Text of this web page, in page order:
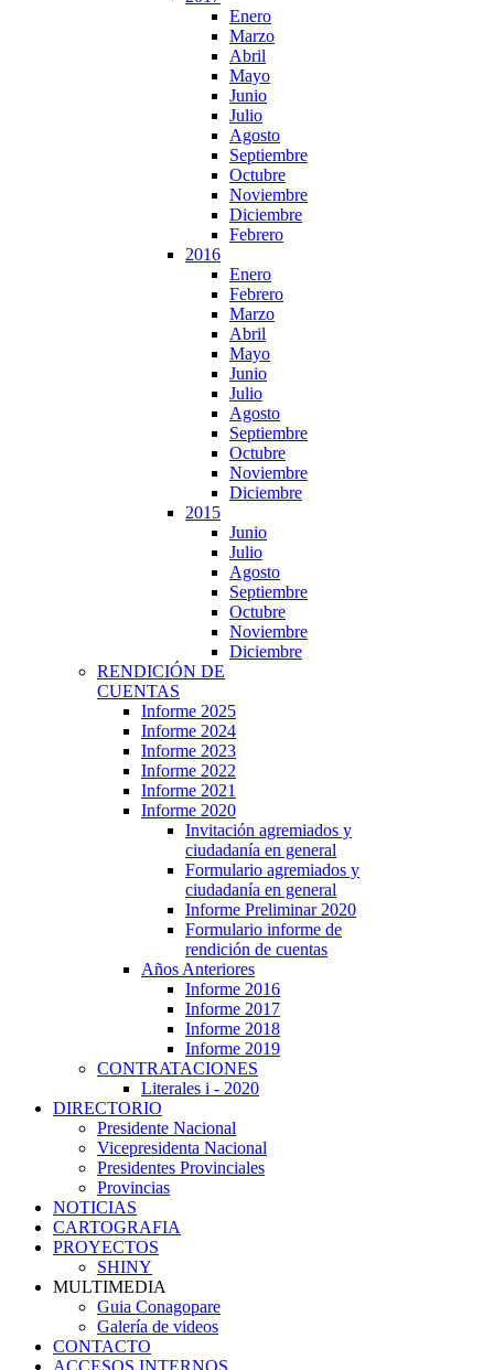
Enero
Marzo
Abril
Mayo
Junio
Julio
Agosto
Septiembre
Octubre
Noviembre
Diciembre
Febrero
2016
Enero
Febrero
Marzo
Abril
Mayo
Junio
Julio
Agosto
Septiembre
Octubre
Noviembre
Diciembre
2015
Junio
Julio
Agosto
Septiembre
Octubre
Noviembre
Diciembre
RENDICIÓN DE
CUENTAS
Informe 2025
Informe 2024
Informe 2023
Informe 2022
Informe 2021
Informe 2020
Invitación agremiados y
ciudadanía en general
Formulario agremiados y
ciudadanía en general
Informe Preliminar 2020
Formulario informe de
rendición de cuentas
Años Anteriores
Informe 2016
Informe 2017
Informe 2018
Informe 2019
CONTRATACIONES
Literales i - 2020
DIRECTORIO
Presidente Nacional
Vicepresidenta Nacional
Presidentes Provinciales
Provincias
NOTICIAS
CARTOGRAFIA
PROYECTOS
SHINY
MULTIMEDIA
Guia Conagopare
Galería de videos
CONTACTO
ACCESOS INTERNOS